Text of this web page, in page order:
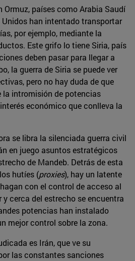
Ormuz, países como Arabia Saudí
Unidos han intentado transportar
por ejemplo, mediante la
Este grifo lo tiene Siria, país
deben pasar para llegar a
la guerra de Siria se puede ver
pero no hay duda de que
la intromisión de potencias
económico que conlleva la
se libra la silenciada guerra civil
en juego asuntos estratégicos
de Mandeb. Detrás de esta
hutíes (proxies), hay un latente
con el control de acceso al
y cerca del estrecho se encuentra
potencias han instalado
mejor control sobre la zona.
es Irán, que ve su
las constantes sanciones